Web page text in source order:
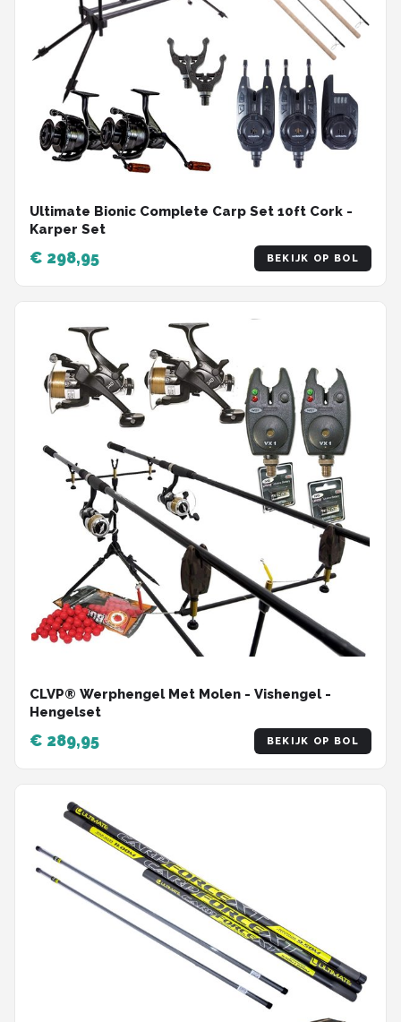
Ultimate Bionic Complete Carp Set 10ft Cork -
Karper Set
€ 298,95 BEKIJK OP BOL
CLVP® Werphengel Met Molen - Vishengel -
Hengelset
€ 289,95 BEKIJK OP BOL